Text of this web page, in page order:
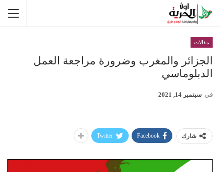
مقالات
الجزائر والمغرب وضرورة مراجعة العمل
الدبلوماسي
في سبتمبر 14, 2021
شارك Facebook
Twitter